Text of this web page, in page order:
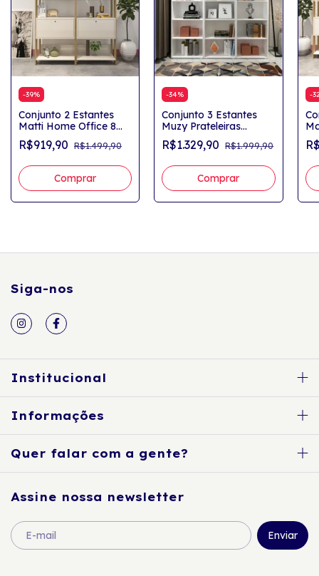
-39%
Conjunto 2 Estantes
Matti Home Office 8
Prateleiras
Carvalho/Off White
R$919,90 R$1.499,90
-34%
Conjunto 3 Estantes
Muzy Prateleiras
Espaçosas para Livros
e Decorações Branco
R$1.329,90 R$1.999,90
-32
Siga-nos
Institucional
Informações
Quer falar com a gente?
Assine nossa newsletter